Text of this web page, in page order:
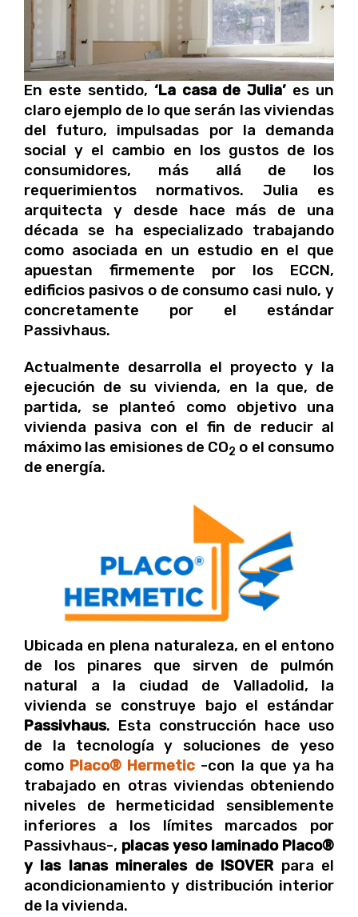
En este sentido, ‘La casa de Julia’ es un
claro ejemplo de lo que serán las viviendas
del futuro, impulsadas por la demanda
social y el cambio en los gustos de los
consumidores, más allá de los
requerimientos normativos. Julia es
arquitecta y desde hace más de una
década se ha especializado trabajando
como asociada en un estudio en el que
apuestan firmemente por los ECCN,
edificios pasivos o de consumo casi nulo, y
concretamente por el estándar
Passivhaus.
Actualmente desarrolla el proyecto y la
ejecución de su vivienda, en la que, de
partida, se planteó como objetivo una
vivienda pasiva con el fin de reducir al
máximo las emisiones de CO2 o el consumo
de energía.
Ubicada en plena naturaleza, en el entono
de los pinares que sirven de pulmón
natural a la ciudad de Valladolid, la
vivienda se construye bajo el estándar
Passivhaus. Esta construcción hace uso
de la tecnología y soluciones de yeso
como Placo® Hermetic -con la que ya ha
trabajado en otras viviendas obteniendo
niveles de hermeticidad sensiblemente
inferiores a los límites marcados por
Passivhaus-, placas yeso laminado Placo®
y las lanas minerales de ISOVER para el
acondicionamiento y distribución interior
de la vivienda.